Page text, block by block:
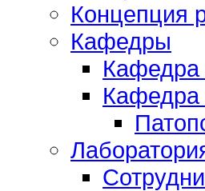
Концепция
Кафедры
Кафедра
Кафедра